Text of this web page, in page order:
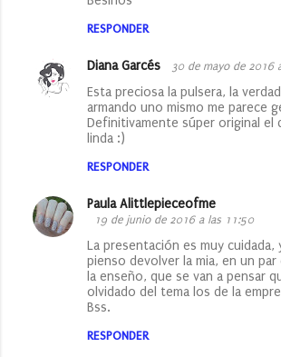
RESPONDER
Diana Garcés 30 de mayo de 2016
Esta preciosa la pulsera, la
armando uno mismo me parece
Definitivamente súper original el
linda :)
RESPONDER
Paula Alittlepieceofme
19 de junio de 2016 a las 11:50
La presentación es muy cuidada,
pienso devolver la mia, en un par
la enseño, que se van a pensar
olvidado del tema los de la
Bss.
RESPONDER